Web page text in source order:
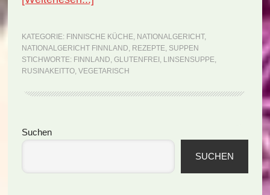
Rusinakeitto
(Rezept)
KATEGORIE: FINNISCHE KÜCHE, NATIONALGERICHT,
NATIONALGERICHT FINNLAND, REZEPTE, SUPPEN
STICHWORTE: FINNLAND, GLUTENFREI , LINSENSUPPE,
RUSINAKEITTO, VEGETARISCH
Seitenspalte
Suchen
SUCHEN